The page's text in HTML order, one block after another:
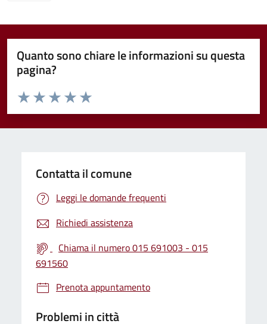
Quanto sono chiare le informazioni su questa
pagina?
Valuta da 1 a 5 stelle la pagina
Valuta 5 stelle su 5
Valuta 4 stelle su 5
Valuta 3 stelle su 5
Valuta 2 stelle su 5
Valuta 1 stelle su 5
Contatta il comune
Leggi le domande frequenti
Richiedi assistenza
Chiama il numero 015 691003 - 015
691560
Prenota appuntamento
Problemi in città